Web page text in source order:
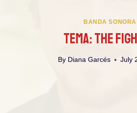
BANDA SONORA
Tema: The
By Diana Garcés July